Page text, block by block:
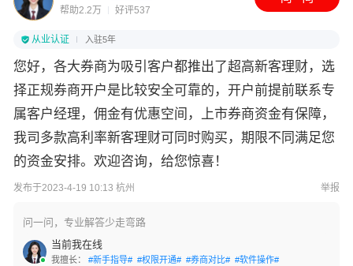
帮助2.2万 好评537
从业认证 入驻5年
您好，各大券商为吸引客户都推出了超高新客理财，选
择正规券商开户是比较安全可靠的，开户前提前联系专
属客户经理，佣金有优惠空间，上市券商资金有保障，
我司多款高利率新客理财可同时购买，期限不同满足您
的资金安排。欢迎咨询，给您惊喜！
发布于2023-4-19 10:13 杭州 举报
问一问，专业解答少走弯路
当前我在线
我擅长： #新手指导# #权限开通# #券商对比# #软件操作#